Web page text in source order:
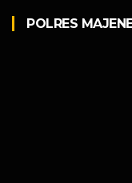
POLRES